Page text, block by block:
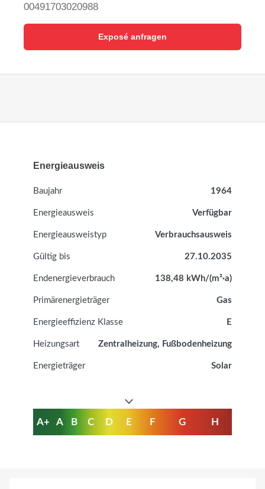
00491703020988
Exposé anfragen
Energieausweis
Baujahr 1964
Energieausweis Verfügbar
Energie­ausweistyp Verbrauchsausweis
Gültig bis 27.10.2035
Endenergieverbrauch 138,48 kWh/(m²·a)
Primärenergieträger Gas
Energieeffizienz Klasse E
Heizungsart Zentralheizung, Fußbodenheizung
Energieträger Solar
A+ A B C D E F G H